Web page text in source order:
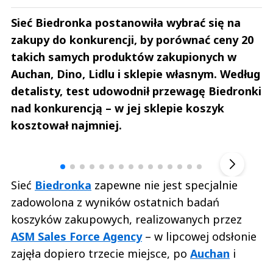
Sieć Biedronka postanowiła wybrać się na
zakupy do konkurencji, by porównać ceny 20
takich samych produktów zakupionych w
Auchan, Dino, Lidlu i sklepie własnym. Według
detalisty, test udowodnił przewagę Biedronki
nad konkurencją – w jej sklepie koszyk
kosztował najmniej.
Sieć Biedronka zapewne nie jest specjalnie
zadowolona z wyników ostatnich badań
koszyków zakupowych, realizowanych przez
ASM Sales Force Agency– w lipcowej odsłonie
zajęła dopiero trzecie miejsce, po Auchan i